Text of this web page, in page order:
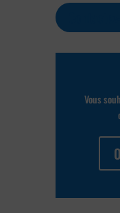
Vous